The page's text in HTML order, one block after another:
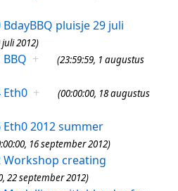
pluisje 29 juli
juli 2012)
+
(23:59:59, 1 augustus
Eth0 +
(00:00:00, 18 augustus
Eth0 2012 summer
16 september 2012)
Workshop creating
22 september 2012)